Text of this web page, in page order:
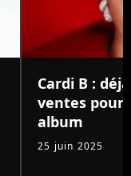
Cardi B :
ventes pour
album
25 juin 2025